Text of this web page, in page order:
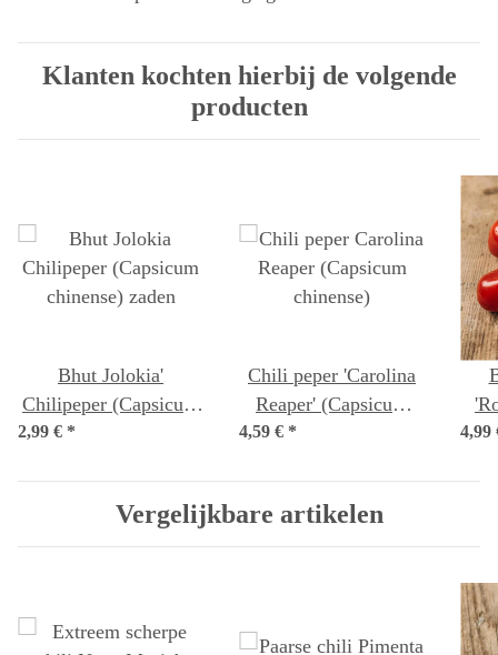
Klanten kochten hierbij de volgende
producten
Bhut Jolokia'
Chilipeper (Capsicum
chinense) zaden
2,99 € *
Chili peper 'Carolina
Reaper' (Capsicum
chinense)
4,59 € * 4,99
Vergelijkbare artikelen